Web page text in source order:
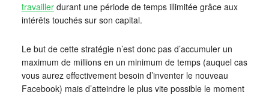
travaillerdurant une période de temps illimitée grâce aux
intérêts touchés sur son capital.
Le but de cette stratégie n’est donc pas d’accumuler un
maximum de millions en un minimum de temps (auquel cas
vous aurez effectivement besoin d’inventer le nouveau
Facebook) mais d’atteindre le plus vite possible le moment